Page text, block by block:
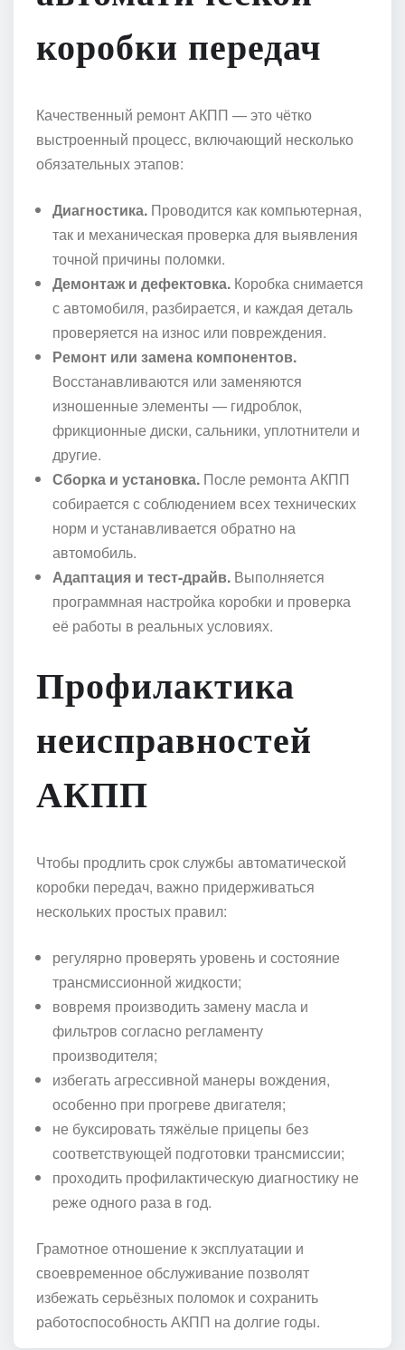
коробки передач
Качественный ремонт АКПП — это чётко
выстроенный процесс, включающий несколько
обязательных этапов:
Диагностика. Проводится как компьютерная,
так и механическая проверка для выявления
точной причины поломки.
Демонтаж и дефектовка. Коробка снимается
с автомобиля, разбирается, и каждая деталь
проверяется на износ или повреждения.
Ремонт или замена компонентов.
Восстанавливаются или заменяются
изношенные элементы — гидроблок,
фрикционные диски, сальники, уплотнители и
другие.
Сборка и установка. После ремонта АКПП
собирается с соблюдением всех технических
норм и устанавливается обратно на
автомобиль.
Адаптация и тест-драйв. Выполняется
программная настройка коробки и проверка
её работы в реальных условиях.
Профилактика
неисправностей
АКПП
Чтобы продлить срок службы автоматической
коробки передач, важно придерживаться
нескольких простых правил:
регулярно проверять уровень и состояние
трансмиссионной жидкости;
вовремя производить замену масла и
фильтров согласно регламенту
производителя;
избегать агрессивной манеры вождения,
особенно при прогреве двигателя;
не буксировать тяжёлые прицепы без
соответствующей подготовки трансмиссии;
проходить профилактическую диагностику не
реже одного раза в год.
Грамотное отношение к эксплуатации и
своевременное обслуживание позволят
избежать серьёзных поломок и сохранить
работоспособность АКПП на долгие годы.